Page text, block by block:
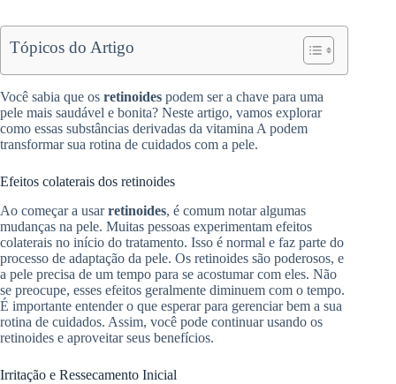
Tópicos do Artigo
Você sabia que os retinoides podem ser a chave para uma
pele mais saudável e bonita? Neste artigo, vamos explorar
como essas substâncias derivadas da vitamina A podem
transformar sua rotina de cuidados com a pele.
Efeitos colaterais dos retinoides
Ao começar a usarretinoides, é comum notar algumas
mudanças na pele. Muitas pessoas experimentam efeitos
colaterais no início do tratamento. Isso é normal e faz parte do
processo de adaptação da pele. Os retinoides são poderosos, e
a pele precisa de um tempo para se acostumar com eles. Não
se preocupe, esses efeitos geralmente diminuem com o tempo.
É importante entender o que esperar para gerenciar bem a sua
rotina de cuidados. Assim, você pode continuar usando os
retinoides e aproveitar seus benefícios.
Irritação e Ressecamento Inicial